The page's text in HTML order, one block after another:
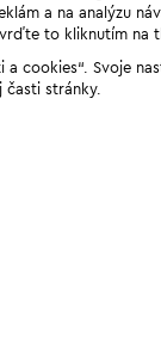
a na analýzu
to kliknutím na
cookies“. Svoje
časti stránky.